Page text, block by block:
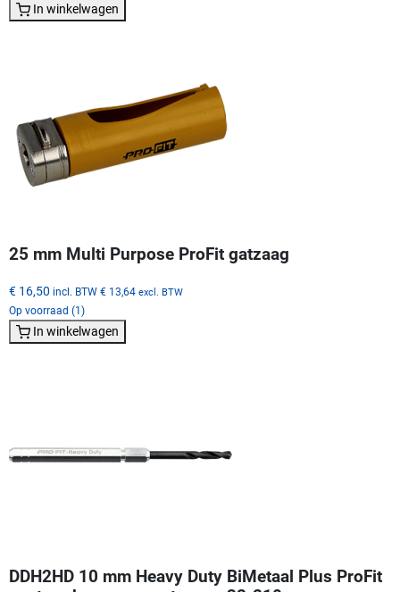
In winkelwagen
25 mm Multi Purpose ProFit gatzaag
€ 16,50 incl. BTW € 13,64 excl. BTW
Op voorraad (1)
In winkelwagen
DDH2HD 10 mm Heavy Duty BiMetaal Plus ProFit